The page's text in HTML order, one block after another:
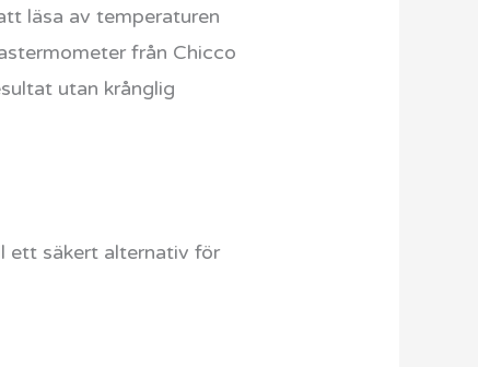
läsa av temperaturen
från Chicco
utan krånglig
ett säkert alternativ för